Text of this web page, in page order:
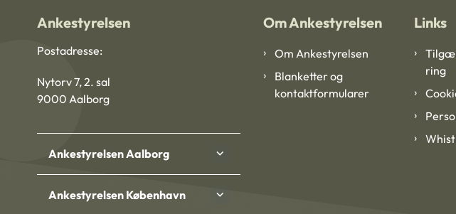
Ankestyrelsen
Postadresse:
Nytorv 7, 2. sal
9000 Aalborg
Ankestyrelsen Aalborg
Ankestyrelsen København
Om Ankestyrelsen
Om Ankestyrelsen
Blanketter og
kontaktformularer
Links
ring